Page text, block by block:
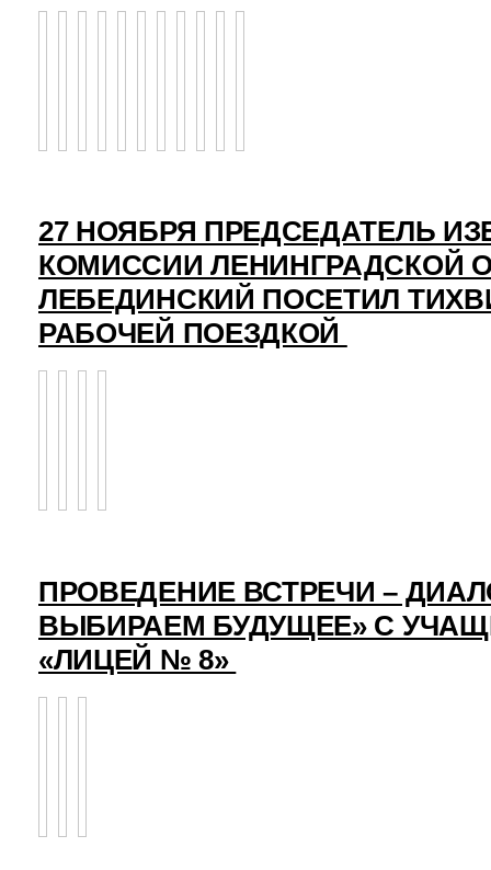
27 НОЯБРЯ ПРЕДСЕДАТЕЛЬ
КОМИССИИ ЛЕНИНГРАДСКОЙ
ЛЕБЕДИНСКИЙ ПОСЕТИЛ
РАБОЧЕЙ ПОЕЗДКОЙ
ПРОВЕДЕНИЕ ВСТРЕЧИ –
ВЫБИРАЕМ БУДУЩЕЕ» С
«ЛИЦЕЙ № 8»